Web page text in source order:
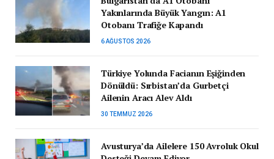
Yakınlarında Büyük Yangın: A1
Otobanı Trafiğe Kapandı
6 AĞUSTOS 2026
Türkiye Yolunda Facianın Eşiğinden
Dönüldü: Sırbistan’da Gurbetçi
Ailenin Aracı Alev Aldı
30 TEMMUZ 2026
Avusturya’da Ailelere 150 Avroluk Okul